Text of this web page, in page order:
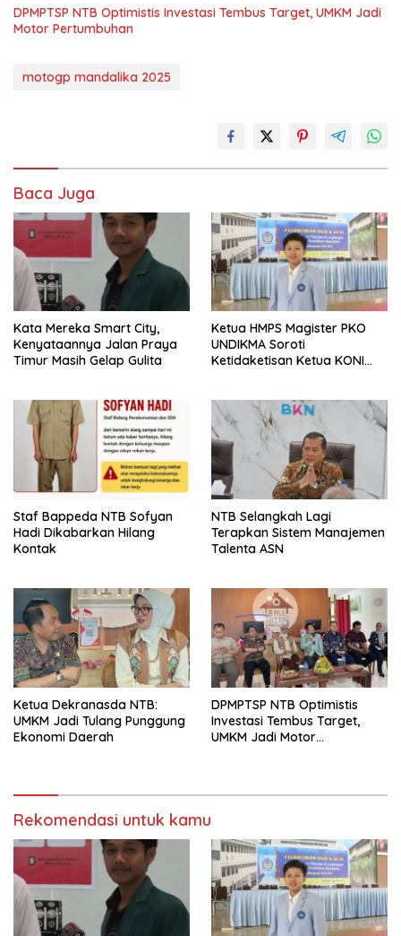
DPMPTSP NTB Optimistis Investasi Tembus Target, UMKM Jadi
Motor Pertumbuhan
motogp mandalika 2025
Baca Juga
Kata Mereka Smart City,
Kenyataannya Jalan Praya
Timur Masih Gelap Gulita
Ketua HMPS Magister PKO
UNDIKMA Soroti
Ketidaketisan Ketua KONI
Arena Kepentingan Sesaat
Staf Bappeda NTB Sofyan
Hadi Dikabarkan Hilang
Kontak
NTB Selangkah Lagi
Terapkan Sistem Manajemen
Talenta ASN
Ketua Dekranasda NTB:
UMKM Jadi Tulang Punggung
Ekonomi Daerah
DPMPTSP NTB Optimistis
Investasi Tembus Target,
UMKM Jadi Motor
Rekomendasi untuk kamu